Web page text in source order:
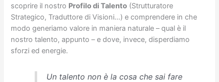
scoprire il nostro Profilo di Talento (Strutturatore
Strategico, Traduttore di Visioni…) e comprendere in che
modo generiamo valore in maniera naturale – qual è il
nostro talento, appunto – e dove, invece, disperdiamo
sforzi ed energie.
Un talento non è la cosa che sai fare